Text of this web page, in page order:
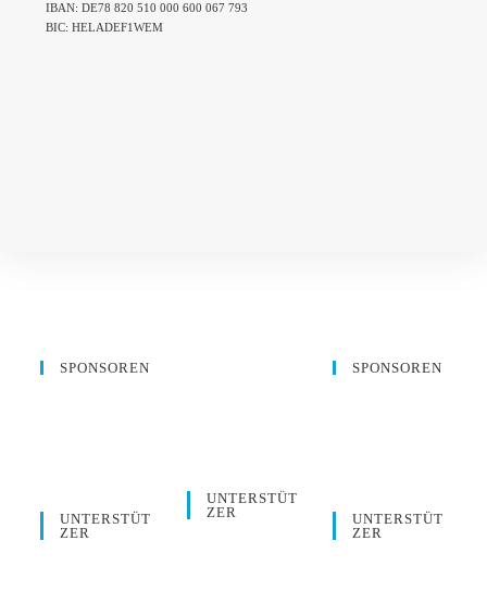
IBAN: DE78 820 510 000 600 067 793
BIC: HELADEF1WEM
SPONSOREN
UNTERSTÜT
ZER
UNTERSTÜT
ZER
SPONSOREN
UNTERSTÜT
ZER